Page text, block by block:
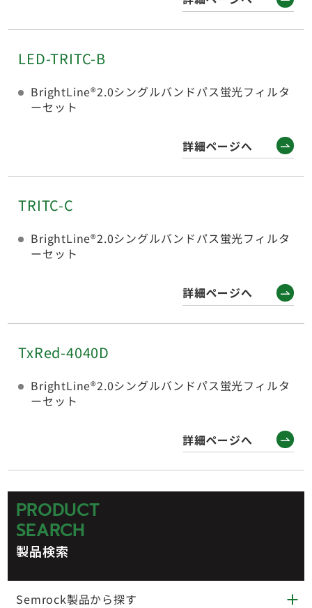
LED-TRITC-B
BrightLine®2.0シングルバンドパス蛍光フィルタ
ーセット
詳細ページへ
TRITC-C
BrightLine®2.0シングルバンドパス蛍光フィルタ
ーセット
詳細ページへ
TxRed-4040D
BrightLine®2.0シングルバンドパス蛍光フィルタ
ーセット
詳細ページへ
PRODUCT
SEARCH
製品検索
Semrock製品から探す